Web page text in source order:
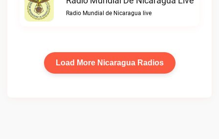
Radio Mundial de Nicaragua live
Load More Nicaragua Radios